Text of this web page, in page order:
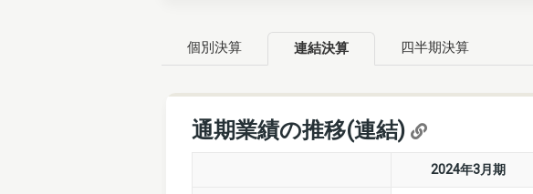
個別決算 連結決算 四半期決算
通期業績の推移(連結)
2024年3月期